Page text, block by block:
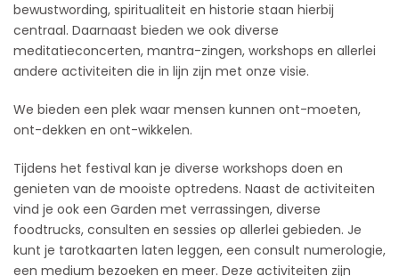
bewustwording, spiritualiteit en historie staan hierbij
centraal. Daarnaast bieden we ook diverse
meditatieconcerten, mantra-zingen, workshops en allerlei
andere activiteiten die in lijn zijn met onze visie.
We bieden een plek waar mensen kunnen ont-moeten,
ont-dekken en ont-wikkelen.
Tijdens het festival kan je diverse workshops doen en
genieten van de mooiste optredens. Naast de activiteiten
vind je ook een Garden met verrassingen, diverse
foodtrucks, consulten en sessies op allerlei gebieden. Je
kunt je tarotkaarten laten leggen, een consult numerologie,
een medium bezoeken en meer. Deze activiteiten zijn